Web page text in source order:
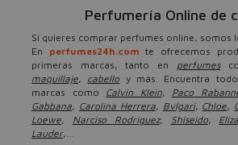
Perfumería Online de
Si quieres comprar perfumes online, somos
En perfumes24h.com te ofrecemos
primeras marcas, tanto en perfumes
maquillaje, cabello y más. Encuentra
marcas como Calvin Klein, Paco
Gabbana, Carolina Herrera, Bvlgari, Chloe,
Loewe, Narciso Rodríguez, Shiseido,
Lauder,...